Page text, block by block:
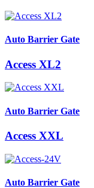
Auto Barrier Gate
Access XL2
Auto Barrier Gate
Access XXL
Auto Barrier Gate